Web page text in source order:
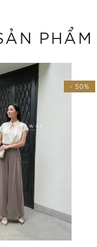
- 50%